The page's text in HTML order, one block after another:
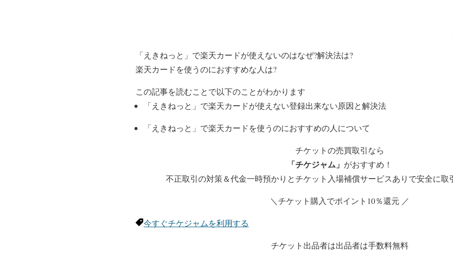
「えきねっと」で楽天カードが使えないのはなぜ?解決法は?
楽天カードを使うのにおすすめな人は?
この記事を読むことで以下のことがわかります
「えきねっと」で楽天カードが使えない登録出来ない原因と解決法
「えきねっと」で楽天カードを使うのにおすすめの人について
チケットの売買取引なら
「チケジャム」 がおすすめ！
不正取引の対策＆代金一時預かりとチケット入場補償サービスありで安全に取
＼チケット購入でポイント10％還元 ／
今すぐチケジャムを利用する
チケット出品者は出品者は手数料無料